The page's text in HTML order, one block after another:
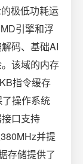
极低功耗运
引擎和浮
码、基础AI
该域的内存
指令缓存
操作系统
口支持
并提
存储提供了